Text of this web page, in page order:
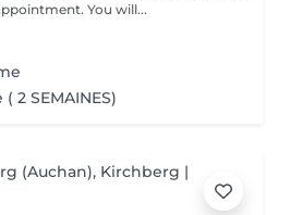
Monday to Saturday by appointment. You will...
2 SEMAINES)